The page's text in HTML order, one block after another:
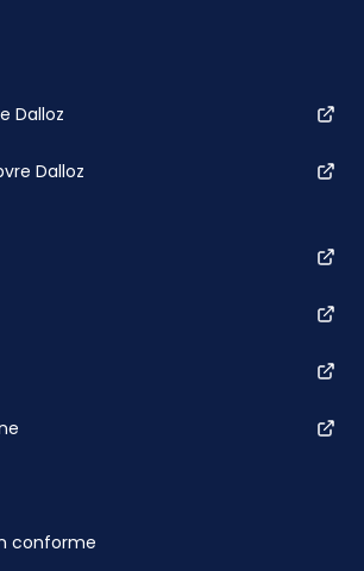
Dalloz
Dalloz
conforme